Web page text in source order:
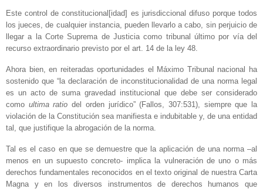
Este control de constitucional[idad] es jurisdiccional difuso porque todos
los jueces, de cualquier instancia, pueden llevarlo a cabo, sin perjuicio de
llegar a la Corte Suprema de Justicia como tribunal último por vía del
recurso extraordinario previsto por el art. 14 de la ley 48.
Ahora bien, en reiteradas oportunidades el Máximo Tribunal nacional ha
sostenido que “la declaración de inconstitucionalidad de una norma legal
es un acto de suma gravedad institucional que debe ser considerado
como ultima ratiodel orden jurídico” (Fallos, 307:531), siempre que la
violación de la Constitución sea manifiesta e indubitable y, de una entidad
tal, que justifique la abrogación de la norma.
Tal es el caso en que se demuestre que la aplicación de una norma –al
menos en un supuesto concreto- implica la vulneración de uno o más
derechos fundamentales reconocidos en el texto original de nuestra Carta
Magna y en los diversos instrumentos de derechos humanos que